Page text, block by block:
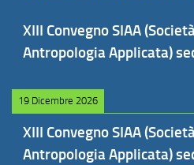
XIII Convegno SIAA
Antropologia Applicata)
19 Dicembre 2026
XIII Convegno SIAA
Antropologia Applicata)